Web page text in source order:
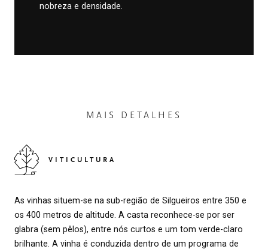
nobreza e densidade.
MAIS DETALHES
VITICULTURA
As vinhas situem-se na sub-região de Silgueiros entre 350 e
os 400 metros de altitude. A casta reconhece-se por ser
glabra (sem pêlos), entre nós curtos e um tom verde-claro
brilhante. A vinha é conduzida dentro de um programa de